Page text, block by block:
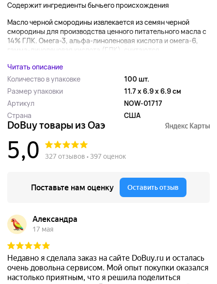
Содержит ингредиенты бычьего происхождения
Масло черной смородины извлекается из семян черной
смородины для производства ценного питательного масла с
14% ГЛК. Омега-3, альфа-линоленовая кислота и омега-6,
гамма-линоленовая кислота (ГЛК), считаются...
Читать описание
Количество в упаковке
100 шт.
Размер упаковки
11.7 x 6.9 x 6.9 см
Артикул
NOW-01717
Страна
США